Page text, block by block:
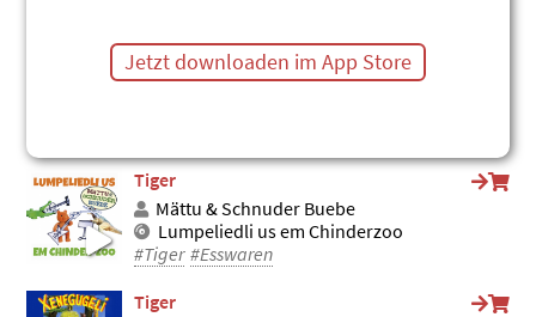
d Raubtier fletsched d Zähn!
Stephanie Jakobi-Murer
Tiger
Mättu & Schnuder Buebe
Lumpeliedli us em Chinderzoo
#Tiger #Esswaren
Tiger
Jetzt downloaden im App Store